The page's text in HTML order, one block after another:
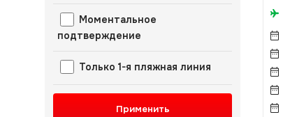
Моментальное
подтверждение
Только 1-я пляжная линия
Применить